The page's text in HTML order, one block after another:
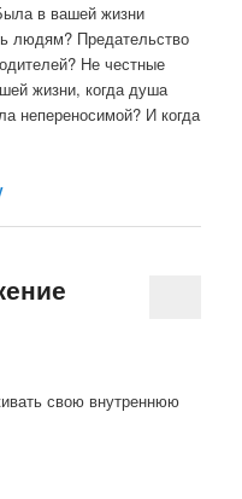
в вашей жизни
людям? Предательство
Не честные
жизни, когда душа
непереносимой? И когда
свою внутреннюю